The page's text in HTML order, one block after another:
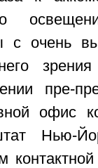
с очень
пре-
офис
Нью-